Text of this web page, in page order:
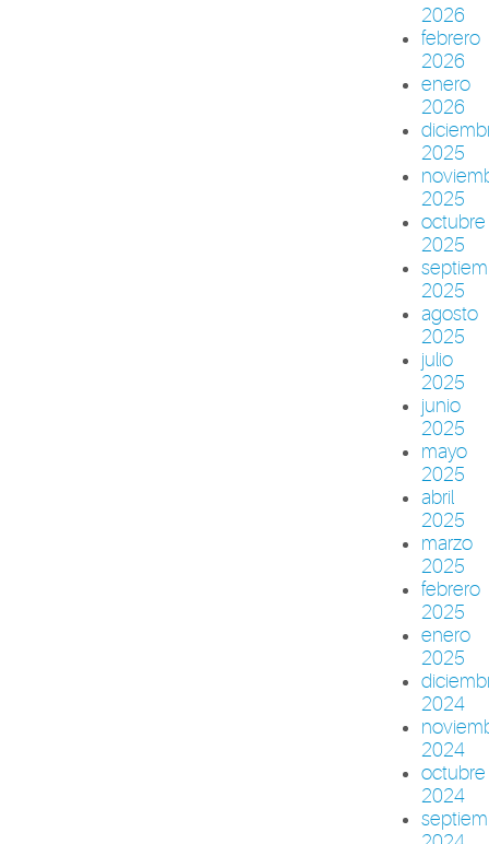
2026
febrero
2026
enero
2026
2025
2025
octubre
2025
2025
agosto
2025
julio
2025
junio
2025
mayo
2025
abril
2025
marzo
2025
febrero
2025
enero
2025
2024
2024
octubre
2024